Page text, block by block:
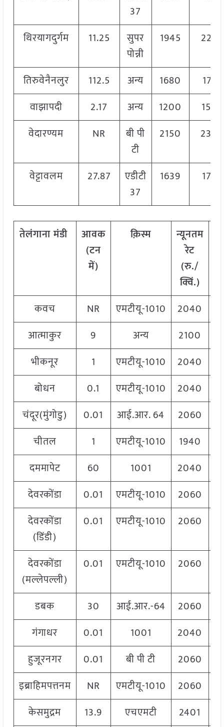
37
थिरयागदुर्गम 11.25
सुपर
पोन्नी
1945 2205
तिरुवेनैनलुर 112.5 अन्य 1680
1732
वाझापदी
2.17 अन्य 1200
1500
वेदारण्यम
NR
बी पी
टी
2150
वेट्टावलम 27.87
एडीटी
37
1639 1745
तेलंगानामंडी
आवक
(टन
में)
क़िस्म
न्यूनतम
रेट
(रु./
क्विं.)
कवच NR एमटीयू-1010 2040
आत्माकुर
9 अन्य 2100
भीकनूर
1 एमटीयू-1010 2040
बोधन
0.1 एमटीयू-1010 2040
चंदूर(मुंगोडु)
0.01 आई.आर. 64 2060
चीतल
1 एमटीयू-1010 1940
दममापेट
60 1001 2040
देवरकोंडा
0.01 एमटीयू-1010 2060
देवरकोंडा
(डिंडी)
0.01 एमटीयू-1010 2060
देवरकोंडा
(मल्लेपल्ली)
0.01 एमटीयू-1010 2060
डबक 30 आई.आर.-64 2060
गंगाधर
0.01 1001 2040
हुजूरनगर
0.01 बी पी टी 2060
इब्राहिमपत्तनम
NR एमटीयू-1010 2060
केसमुद्रम
13.9 एचएमटी 2401